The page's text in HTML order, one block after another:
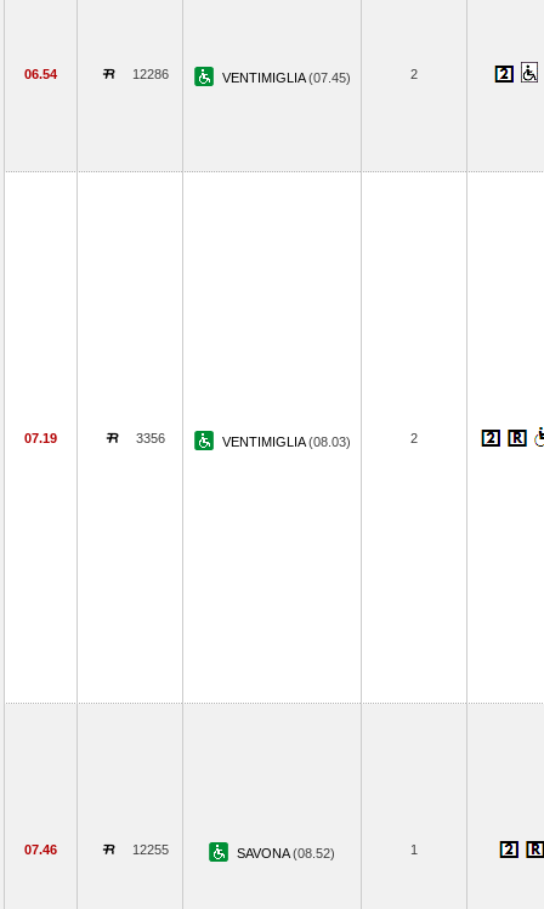
06.54 12286 VENTIMIGLIA(07.45) 2
07.19 3356 VENTIMIGLIA(08.03) 2
07.46 12255 SAVONA(08.52) 1